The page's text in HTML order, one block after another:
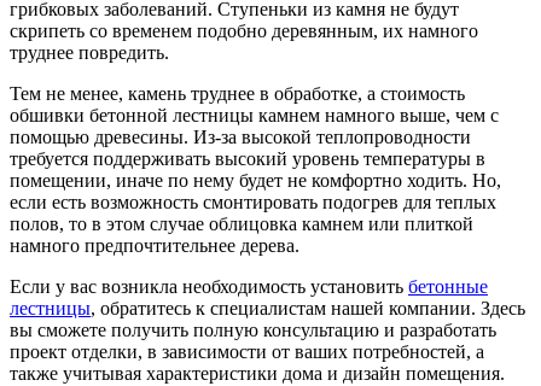
грибковых заболеваний. Ступеньки из камня не будут
скрипеть со временем подобно деревянным, их намного
труднее повредить.
Тем не менее, камень труднее в обработке, а стоимость
обшивки бетонной лестницы камнем намного выше, чем с
помощью древесины. Из-за высокой теплопроводности
требуется поддерживать высокий уровень температуры в
помещении, иначе по нему будет не комфортно ходить. Но,
если есть возможность смонтировать подогрев для теплых
полов, то в этом случае облицовка камнем или плиткой
намного предпочтительнее дерева.
Если у вас возникла необходимость установить бетонные
лестницы, обратитесь к специалистам нашей компании. Здесь
вы сможете получить полную консультацию и разработать
проект отделки, в зависимости от ваших потребностей, а
также учитывая характеристики дома и дизайн помещения.